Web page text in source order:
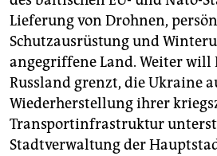
Lieferung von Drohnen,
Schutzausrüstung und
angegriffene Land. Weiter will
Russland grenzt, die Ukraine
Wiederherstellung ihrer
Transportinfrastruktur
Stadtverwaltung der